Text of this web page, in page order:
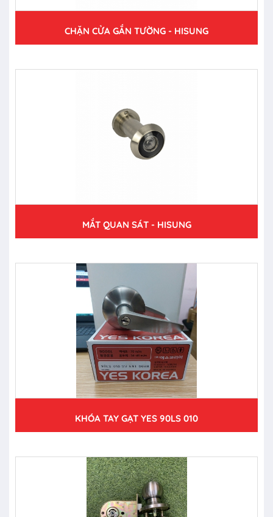
CHẶN CỬA GẮN TƯỜNG - HISUNG
MẮT QUAN SÁT - HISUNG
KHÓA TAY GẠT YES 90LS 010